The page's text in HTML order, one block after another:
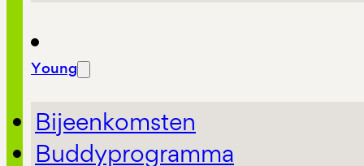
Young
Bijeenkomsten
Buddyprogramma